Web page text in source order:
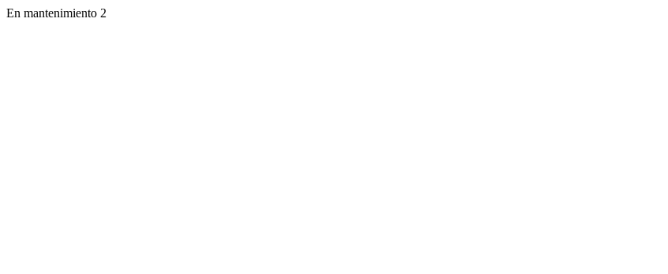
En mantenimiento 2